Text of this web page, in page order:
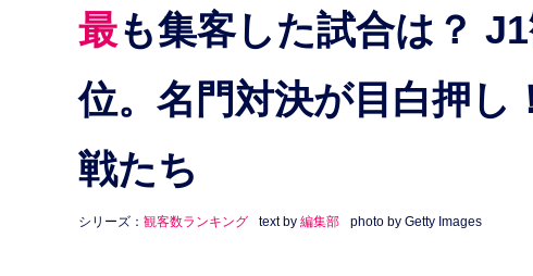
最も集客した試合は？ J1観客数ランキング11～20
位。名門対決が目白押し
戦たち
シリーズ： 観客数ランキング text by 編集部 photo by Getty Images